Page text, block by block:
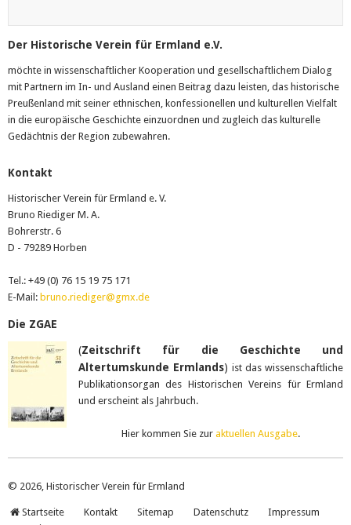
Der Historische Verein für Ermland e.V.
möchte in wissenschaftlicher Kooperation und gesellschaftlichem Dialog
mit Partnern im In- und Ausland einen Beitrag dazu leisten, das historische
Preußenland mit seiner ethnischen, konfessionellen und kulturellen Vielfalt
in die europäische Geschichte einzuordnen und zugleich das kulturelle
Gedächtnis der Region zubewahren.
Kontakt
Historischer Verein für Ermland e. V.
Bruno Riediger M. A.
Bohrerstr. 6
D - 79289 Horben
Tel.: +49 (0) 76 15 19 75 171
E-Mail: bruno.riediger@gmx.de
Die ZGAE
(Zeitschrift für die Geschichte und
Altertumskunde Ermlands)ist das wissenschaftliche
Publikationsorgan des Historischen Vereins für Ermland
und erscheint als Jahrbuch.
Hier kommen Sie zuraktuellen Ausgabe.
© 2026, Historischer Verein für Ermland
Startseite Kontakt Sitemap Datenschutz
Impressum